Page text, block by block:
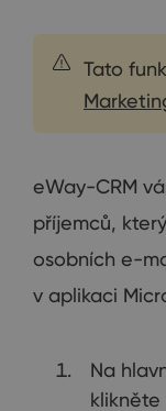
Tato
eWay-CRM
příjemců,
osobních e-
v aplikaci
Na
klikněte